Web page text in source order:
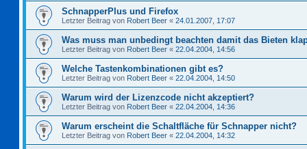
SchnapperPlus und Firefox
Letzter Beitrag von Robert Beer « 24.01.2007, 17:07
Was muss man unbedingt beachten damit das Bieten
Letzter Beitrag von Robert Beer « 22.04.2004, 14:56
Welche Tastenkombinationen gibt es?
Letzter Beitrag von Robert Beer « 22.04.2004, 14:50
Warum wird der Lizenzcode nicht akzeptiert?
Letzter Beitrag von Robert Beer « 22.04.2004, 14:36
Warum erscheint die Schaltfläche für Schnapper nicht?
Letzter Beitrag von Robert Beer « 22.04.2004, 14:32